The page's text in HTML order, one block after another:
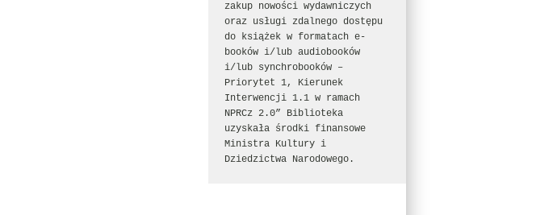
zakup nowości wydawniczych
oraz usługi zdalnego dostępu
do książek w formatach e-
booków i/lub audiobooków
i/lub synchrobooków –
Priorytet 1, Kierunek
Interwencji 1.1 w ramach
NPRCz 2.0” Biblioteka
uzyskała środki finansowe
Ministra Kultury i
Dziedzictwa Narodowego.